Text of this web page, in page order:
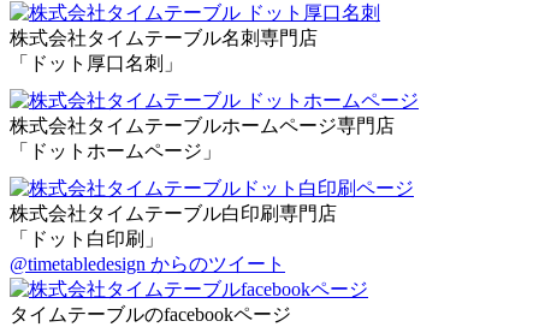
株式会社タイムテーブル名刺専門店
「ドット厚口名刺」
株式会社タイムテーブルホームページ専門店
「ドットホームページ」
株式会社タイムテーブル白印刷専門店
「ドット白印刷」
@timetabledesign からのツイート
タイムテーブルのfacebookページ